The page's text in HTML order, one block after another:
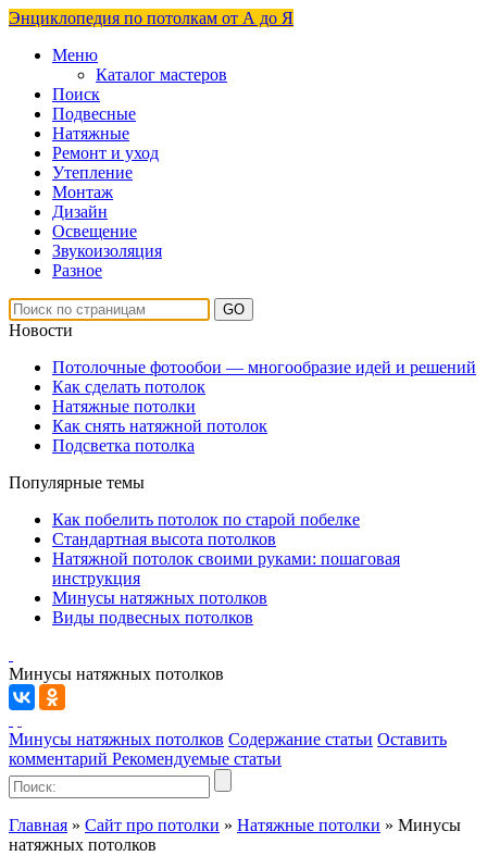
Энциклопедия по потолкам от А до Я
Меню
Каталог мастеров
Поиск
Подвесные
Натяжные
Ремонт и уход
Утепление
Монтаж
Дизайн
Освещение
Звукоизоляция
Разное
Новости
Потолочные фотообои — многообразие идей и решений
Как сделать потолок
Натяжные потолки
Как снять натяжной потолок
Подсветка потолка
Популярные темы
Как побелить потолок по старой побелке
Стандартная высота потолков
Натяжной потолок своими руками: пошаговая
инструкция
Минусы натяжных потолков
Виды подвесных потолков
Минусы натяжных потолков
Минусы натяжных потолков Содержание статьи Оставить
комментарий Рекомендуемые статьи
Главная » Сайт про потолки » Натяжные потолки » Минусы
натяжных потолков